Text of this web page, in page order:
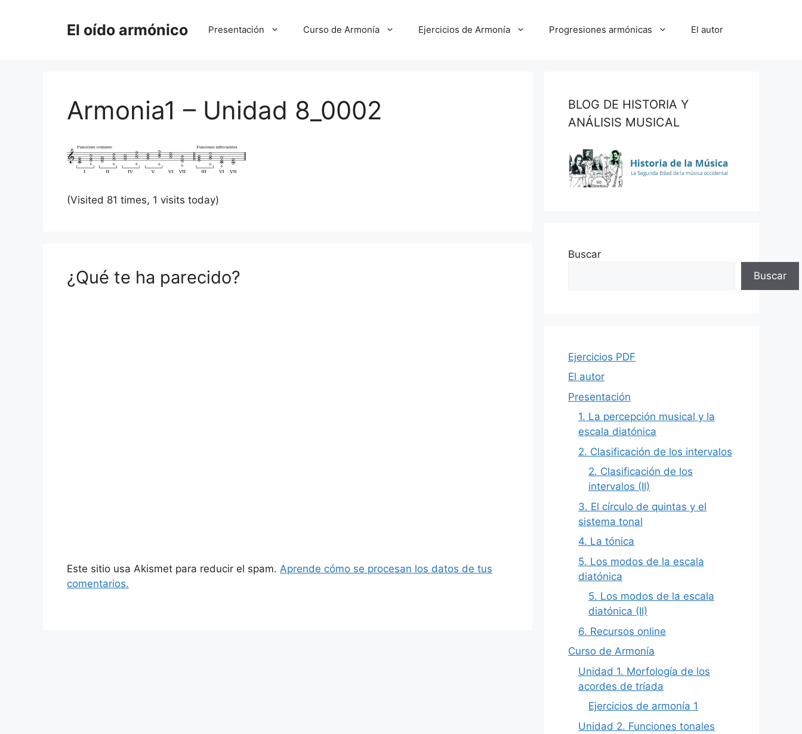
El oído armónico Presentación Curso de Armonía Ejercicios de Armonía Progresiones armónicas El autor
Armonia1 – Unidad 8_0002
(Visited 81 times, 1 visits today)
¿Qué te ha parecido?
Este sitio usa Akismet para reducir el spam. Aprende cómo se procesan los datos de tus
comentarios.
BLOG DE HISTORIA Y
ANÁLISIS MUSICAL
Buscar
Buscar
Ejercicios PDF
El autor
Presentación
1. La percepción musical y la
escala diatónica
2. Clasificación de los intervalos
2. Clasificación de los
intervalos (II)
3. El círculo de quintas y el
sistema tonal
4. La tónica
5. Los modos de la escala
diatónica
5. Los modos de la escala
diatónica (II)
6. Recursos online
Curso de Armonía
Unidad 1. Morfología de los
acordes de tríada
Ejercicios de armonía 1
Unidad 2. Funciones tonales